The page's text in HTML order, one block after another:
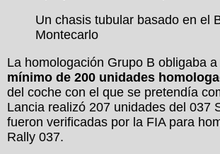
Un chasis tubular basado en el
Montecarlo
La homologación Grupo B obligaba
mínimo de 200 unidades
del coche con el que se pretendía
Lancia realizó 207 unidades del 037
fueron verificadas por la FIA para
Rally 037.